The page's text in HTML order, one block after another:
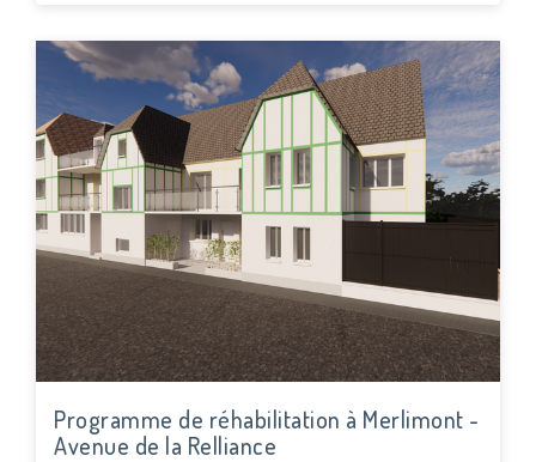
Programme de réhabilitation à Merlimont -
Avenue de la Relliance